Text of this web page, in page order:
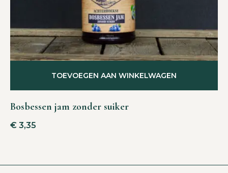
Bosbessen jam zonder suiker
€ 3,35
TOEVOEGEN AAN WINKELWAGEN